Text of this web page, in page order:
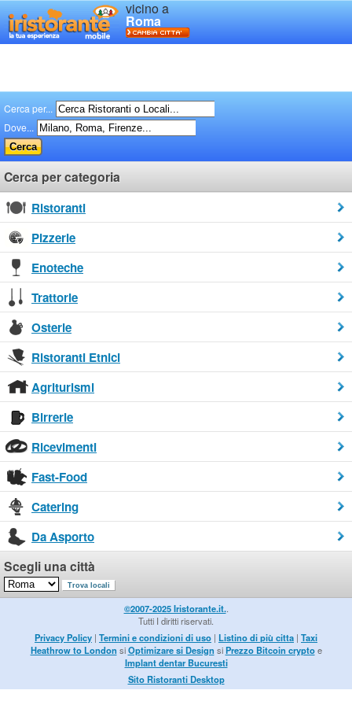
vicino a
Roma
Cerca per...
Dove...
Cerca per categoria
Ristoranti
Pizzerie
Enoteche
Trattorie
Osterie
Ristoranti Etnici
Agriturismi
Birrerie
Ricevimenti
Fast-Food
Catering
Da Asporto
Scegli una città
©2007-2025 Iristorante.it..
Tutti I diritti riservati.
Privacy Policy | Termini e condizioni di uso | Listino di più citta | Taxi
Heathrow to London siOptimizare si Design siPrezzo Bitcoin cryptoe
Implant dentar Bucuresti
Sito Ristoranti Desktop